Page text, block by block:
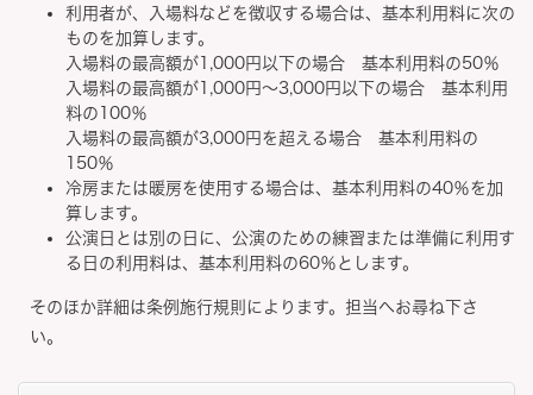
利用者が、入場料などを徴収する場合は、基本利用料に次の
ものを加算します。
入場料の最高額が1,000円以下の場合 基本利用料の50％
入場料の最高額が1,000円～3,000円以下の場合 基本利用
料の100％
入場料の最高額が3,000円を超える場合 基本利用料の
150％
冷房または暖房を使用する場合は、基本利用料の40％を加
算します。
公演日とは別の日に、公演のための練習または準備に利用す
る日の利用料は、基本利用料の60％とします。
そのほか詳細は条例施行規則によります。担当へお尋ね下さ
い。